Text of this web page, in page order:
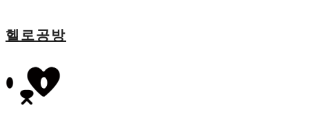
헬로공방